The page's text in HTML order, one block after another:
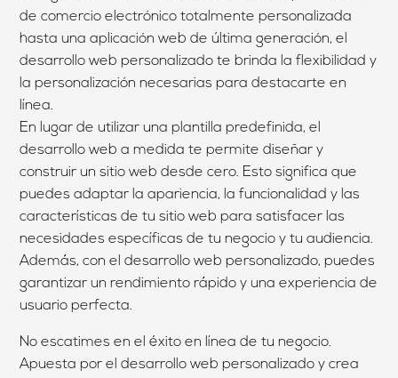
de comercio electrónico totalmente personalizada
hasta una aplicación web de última generación, el
desarrollo web personalizado te brinda la flexibilidad y
la personalización necesarias para destacarte en
línea.
En lugar de utilizar una plantilla predefinida, el
desarrollo web a medida te permite diseñar y
construir un sitio web desde cero. Esto significa que
puedes adaptar la apariencia, la funcionalidad y las
características de tu sitio web para satisfacer las
necesidades específicas de tu negocio y tu audiencia.
Además, con el desarrollo web personalizado, puedes
garantizar un rendimiento rápido y una experiencia de
usuario perfecta.
No escatimes en el éxito en línea de tu negocio.
Apuesta por el desarrollo web personalizado y crea